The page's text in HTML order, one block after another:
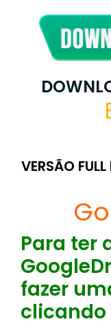
VERSÃO
Para ter
fazer